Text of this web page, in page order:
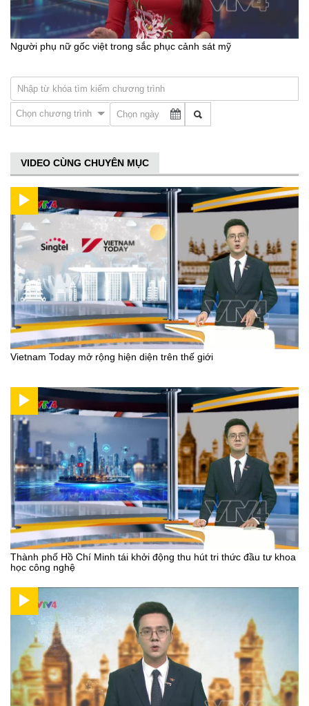
Người phụ nữ gốc việt trong sắc phục cảnh sát mỹ
Chọn chương trình
VIDEO CÙNG CHUYÊN MỤC
Vietnam Today mở rộng hiện diện trên thế giới
Thành phố Hồ Chí Minh tái khởi động thu hút tri thức đầu tư khoa
học công nghệ